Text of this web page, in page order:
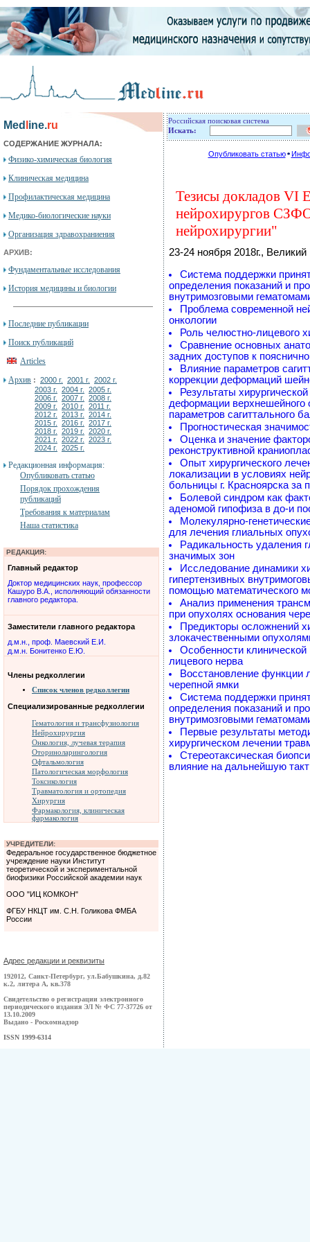
Med ine.ru
СОДЕРЖАНИЕ ЖУРНАЛА:
Физико-химическая биология
Клиническая медицина
Профилактическая медицина
Медико-биологические науки
Организация здравохраниения
АРХИВ:
Фундаментальные исследования
История медицины и биологии
Последние публикации
Поиск публикаций
Articles
Архив : 2000 г. 2001 г.
2002 г.
2003 г.
2004 г.
2005 г.
2006 г.
2007 г.
2008 г.
2009 г.
2010 г.
2011 г.
2012 г.
2013 г.
2014 г.
2015 г.
2016 г.
2017 г.
2018 г.
2019 г.
2020 г.
2021 г.
2022 г.
2023 г.
2024 г.
2025 г.
Редакционная информация:
Опубликовать статью
Порядок прохождения
публикаций
Требования к материалам
Наша статистика
РЕДАКЦИЯ:
Главный редактор
Доктор медицинских наук, профессор
Кашуро В.А., исполняющий обязанности
главного редактора.
Заместители главного редактора
д.м.н., проф. Маевский Е.И.
д.м.н. Бонитенко Е.Ю.
Члены редколлегии
Список членов редколлегии
Специализированные редколлегии
Гематология и трансфузиология
Нейрохирургия
Онкология, лучевая терапия
Оториноларингология
Офтальмология
Патологическая морфология
Токсикология
Травматология и ортопедия
Хирургия
Фармакология, клиническая
фармакология
УЧРЕДИТЕЛИ:
Федеральное государственное бюджетное
учреждение науки Институт
теоретической и экспериментальной
биофизики Российской академии наук
ООО "ИЦ КОМКОН"
ФГБУ НКЦТ им. С.Н. Голикова ФМБА
России
Адрес редакции и реквизиты
192012, Санкт-Петербург, ул.Бабушкина, д.82
к.2, литера А, кв.378
Свидетельство о регистрации электронного
периодического издания ЭЛ № ФС 77-37726 от
13.10.2009
Выдано - Роскомнадзор
ISSN 1999-6314
Российская поисковая система
Искать:
Опубликовать статью
Тезисы докладов VI
нейрохирургов
нейрохирургии"
23-24 ноября 2018г.,
Система поддержки
определения показаний и
внутримозговыми
Проблема современной
онкологии
Роль челюстно-лицевого
Сравнение основных
задних доступов к
Влияние параметров
коррекции деформаций
Результаты
деформации верхнешейного
параметров сагиттального
Прогностическая
Оценка и значение
реконструктивной
Опыт хирургического
локализации в условиях
больницы г. Красноярска за
Болевой синдром как
аденомой гипофиза в до-и
Молекулярно-
для лечения глиальных
Радикальность удаления
значимых зон
Исследование динамики
гипертензивных
помощью математического
Анализ применения
при опухолях основания
Предикторы осложнений
злокачественными
Особенности клинической
лицевого нерва
Восстановление функции
черепной ямки
Система поддержки
определения показаний и
внутримозговыми
Первые результаты
хирургическом лечении
Стереотаксическая
влияние на дальнейшую